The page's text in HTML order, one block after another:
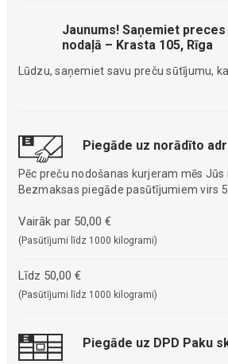
Jaunums! Saņemiet
nodaļā – Krasta 105, Rīga
Lūdzu, saņemiet savu preču sūtījumu,
Piegāde uz norādīto
Pēc preču nodošanas kurjeram mēs
Bezmaksas piegāde pasūtījumiem virs
Vairāk par 50,00 €
(Pasūtījumi līdz 1000 kilogrami)
Līdz 50,00 €
(Pasūtījumi līdz 1000 kilogrami)
Piegāde uz DPD Paku